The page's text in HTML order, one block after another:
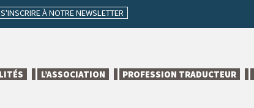
S'INSCRIRE À NOTRE NEWSLETTER
L’ASSOCIATION PROFESSION TRADUCTEUR